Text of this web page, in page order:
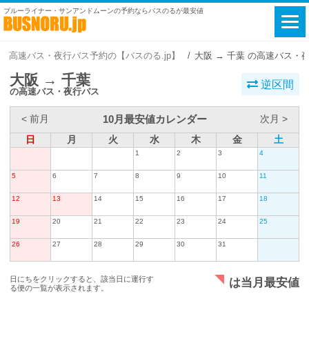
ブルーライナー・サンアンドムーンの予約ならバスのるが最安値
高速バス・夜行バス予約の【バスのる.jp】 大阪 → 千葉 の高速バス・
大阪 → 千葉
の高速バス・夜行バス
逆区間
< 前月 10月最安値カレンダー
次月 >
日
月 火 水 木 金 土
1 2 3 4
5 6 7 8 9 10 11
12 13 14 15 16 17 18
19 20 21 22 23 24 25
26 27 28 29 30 31
日にちをクリックすると、該当日に運行す
る便の一覧が表示されます。
は当月最安値